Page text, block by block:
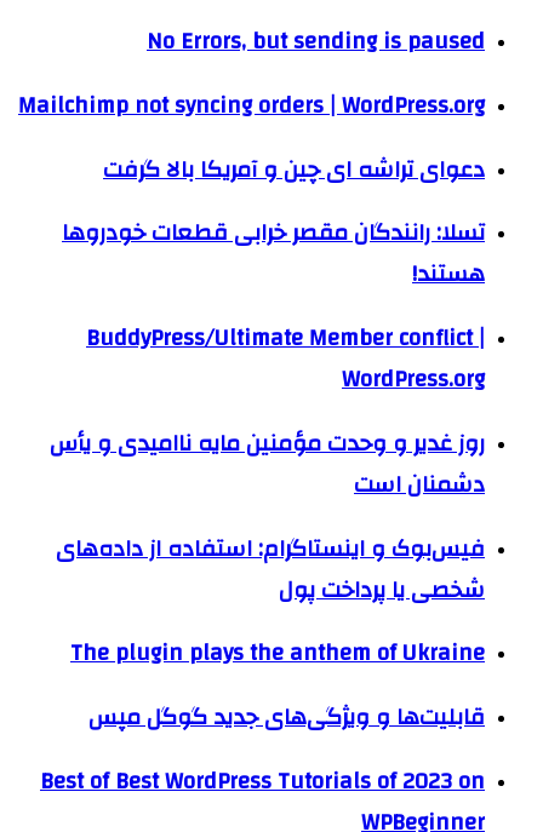
No Errors, but sending is paused
Mailchimp not syncing orders | WordPress.org
دعوای تراشه ای چین و آمریکا بالا گرفت
تسلا: رانندگان مقصر خرابی قطعات خودروها
هستند!
BuddyPress/Ultimate Member conflict |
WordPress.org
روز غدیر و وحدت مؤمنین مایه ناامیدی و یأس
دشمنان است
فیس‌بوک و اینستاگرام: استفاده از داده‌های
شخصی یا پرداخت پول
The plugin plays the anthem of Ukraine
قابلیت‌ها و ویژگی‌های جدید گوگل مپس
Best of Best WordPress Tutorials of 2023 on
WPBeginner